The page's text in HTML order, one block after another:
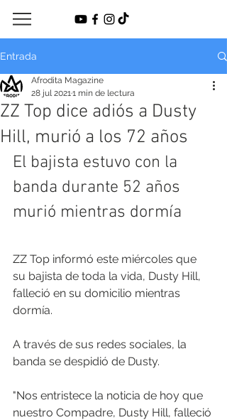
Entrada
ZZ Top dice adiós a Dusty
Hill, murió a los 72 años
Afrodita Magazine
28 jul 20211 min de lectura
El bajista estuvo con la
banda durante 52 años
murió mientras dormía
ZZ Top informó este miércoles que
su bajista de toda la vida, Dusty Hill,
falleció en su domicilio mientras
dormía.
A través de sus redes sociales, la
banda se despidió de Dusty.
"Nos entristece la noticia de hoy que
nuestro Compadre, Dusty Hill, falleció